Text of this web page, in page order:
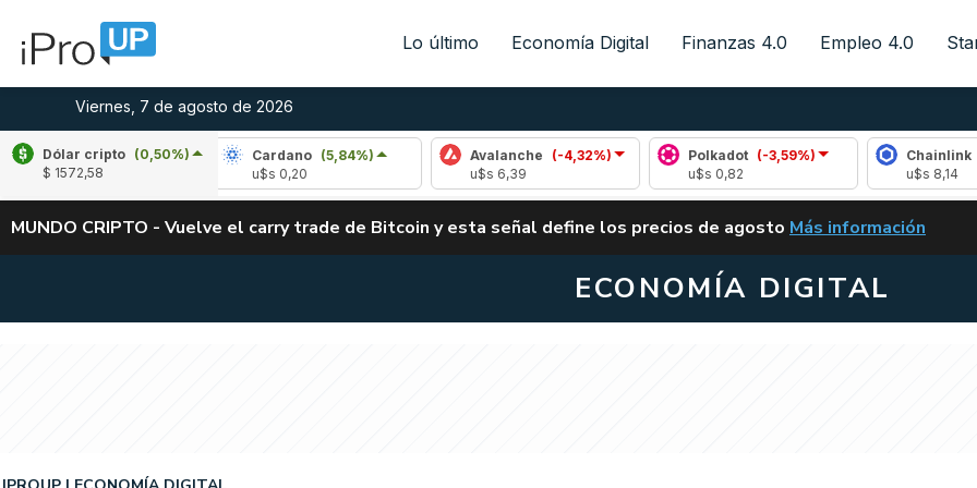
Lo último Economía Digital Finanzas 4.0 Empleo 4.0
Viernes, 7 de agosto de 2026
Dólar cripto (0,50%)
$ 1572,58
(-3,15%)
Cardano (5,84%)
Avalanche
(-4,32%)
Polkadot (-3,59%)
Chainlink
(-0,77%)
ALERTA
MUNDO CRIPTO - Vuelve el carry trade de Bitcoin y esta señal define los precios de agosto VUELVE EL CARRY
Más información
ECONOMÍA DIGITAL